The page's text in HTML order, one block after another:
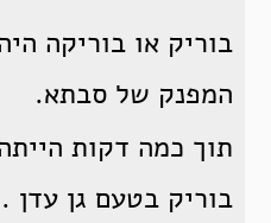
בוריק או בוריקה
המפנק של סבתא.
תוך כמה דקות
בוריק בטעם גן עדן .